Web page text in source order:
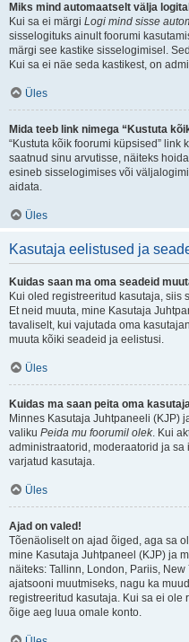
Miks mind automaatselt välja
Kui sa ei märgi Logi mind sisse
sisselogituks ainult foorumi
märgi see kastike sisselogimisel.
Kui sa ei näe seda kastikest, on
Üles
Mida teeb link nimega “Kustuta
“Kustuta kõik foorumi küpsised” link
saatnud sinu arvutisse, näiteks
esineb sisselogimises või
aidata.
Üles
Kasutaja eelistused ja
Kuidas saan ma oma seadeid
Kui oled registreeritud kasutaja, siis
Et neid muuta, mine Kasutaja
tavaliselt, kui vajutada oma
muuta kõiki seadeid ja eelistusi.
Üles
Kuidas ma saan peita oma
Minnes Kasutaja Juhtpaneeli (KJP)
valiku Peida mu foorumil olek. Kui
administraatorid, moderaatorid ja
varjatud kasutaja.
Üles
Ajad on valed!
Tõenäoliselt on ajad õiged, aga sa
mine Kasutaja Juhtpaneel (KJP) ja
näiteks: Tallinn, London, Pariis,
ajatsooni muutmiseks, nagu ka
registreeritud kasutaja. Kui sa ei ole
õige aeg luua omale konto.